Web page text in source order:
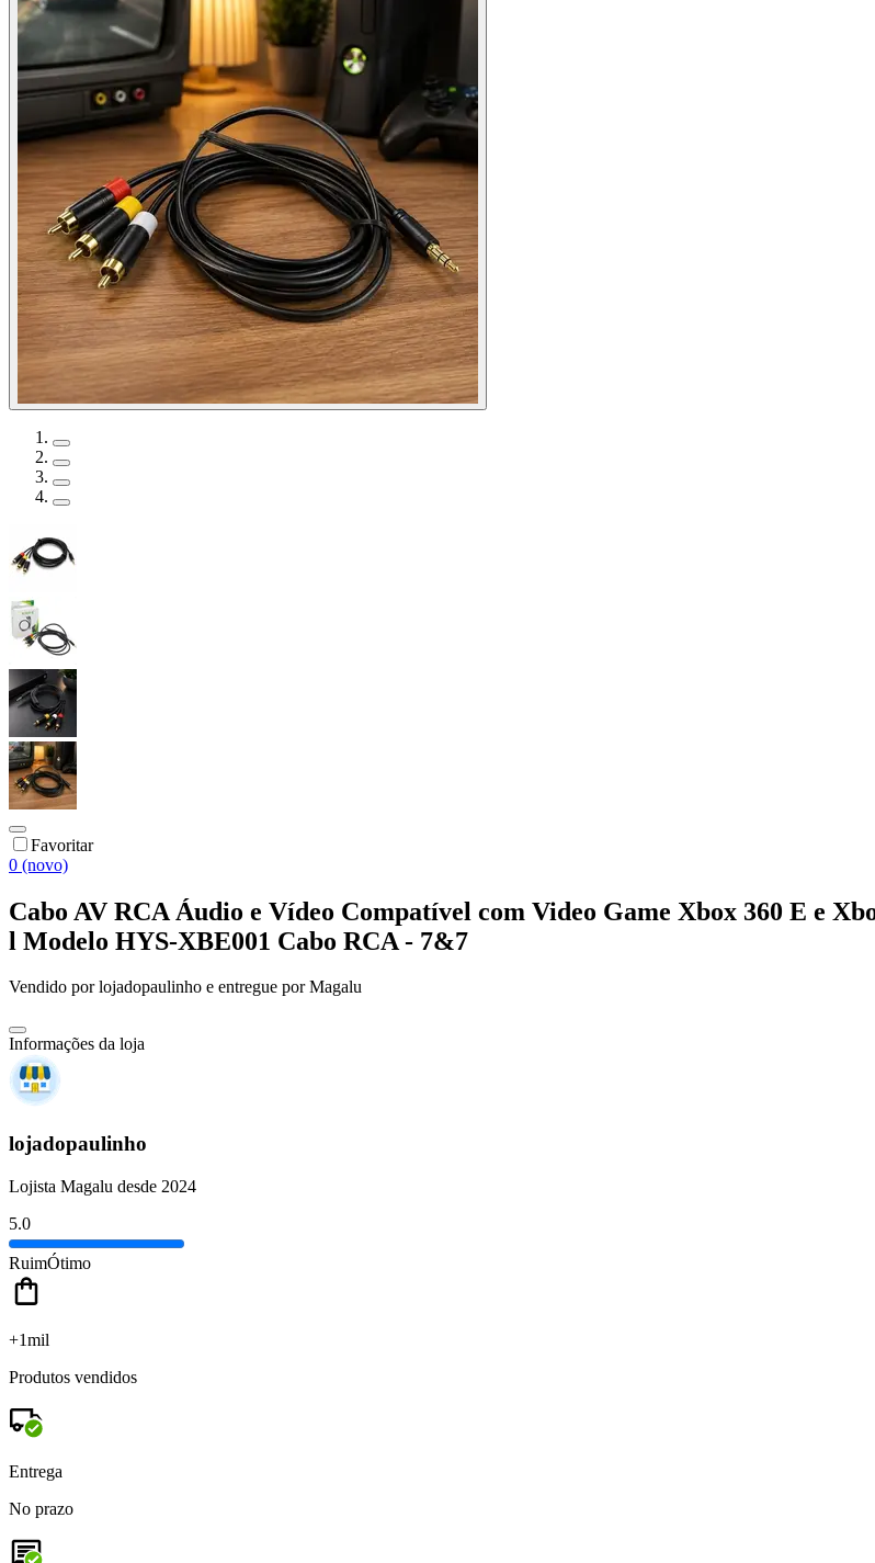
Favoritar
0 (novo)
Cabo AV RCA Áudio e Vídeo Compatível com Video Game Xbox 360 E e
l Modelo HYS-XBE001 Cabo RCA - 7&7
Vendido porlojadopaulinho e entregue por Magalu
Informações da loja
lojadopaulinho
Lojista Magalu desde 2024
5.0
RuimÓtimo
+1mil
Produtos vendidos
Entrega
No prazo